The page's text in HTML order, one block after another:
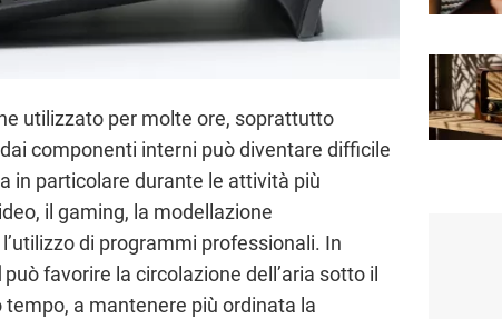
utilizzato per molte ore, soprattutto
componenti interni può diventare difficile
in particolare durante le attività più
il gaming, la modellazione
di programmi professionali. In
può favorire la circolazione dell’aria sotto il
a mantenere più ordinata la